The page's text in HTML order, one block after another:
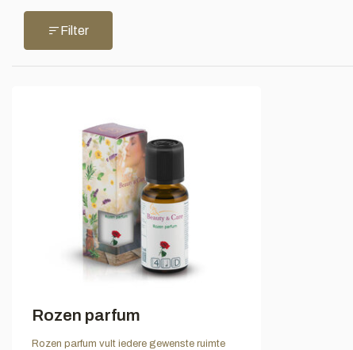
Filter
Rozen parfum
Rozen parfum vult iedere gewenste ruimte